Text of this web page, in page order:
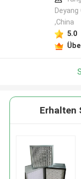
,China
5.0
Erhalten